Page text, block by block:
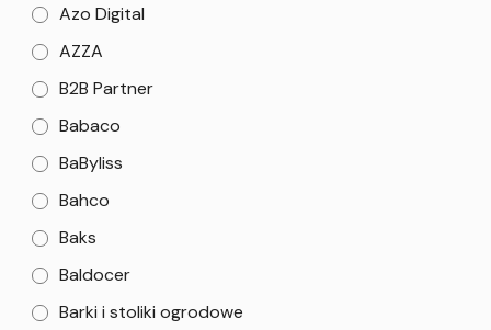
Azo Digital
AZZA
B2B Partner
Babaco
BaByliss
Bahco
Baks
Baldocer
Barki i stoliki ogrodowe